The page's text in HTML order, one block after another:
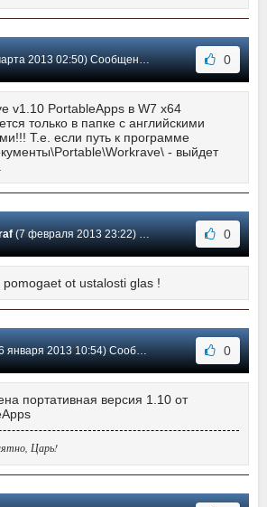
2013 02:50) Сообщение #7 0
v1.10 PortableApps в W7 x64
только в папке с английскими
Т.е. если путь к программе
- выйдет
(7 февраля 2013 23:22) Сообщение #6 0
pomogaet ot ustalosti glas !
2013 10:54) Сообщение #5 0
портативная версия 1.10 от
Царь!